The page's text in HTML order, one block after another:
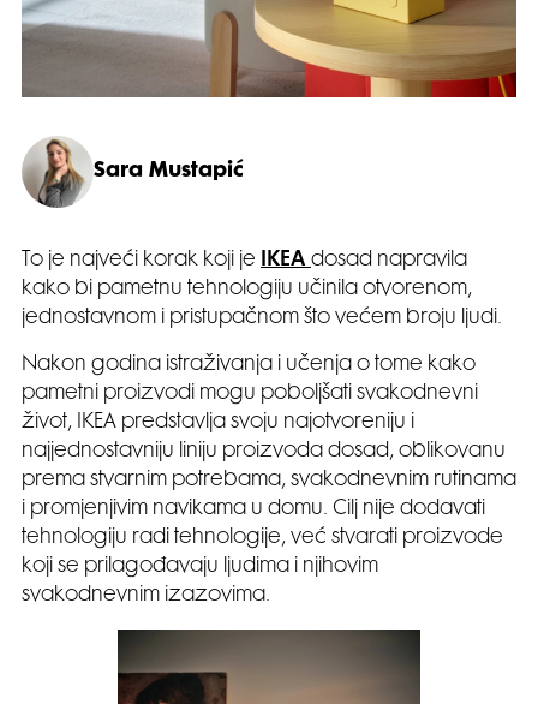
Sara Mustapić
To je najveći korak koji je IKEA dosad napravila
kako bi pametnu tehnologiju učinila otvorenom,
jednostavnom i pristupačnom što većem broju ljudi.
Nakon godina istraživanja i učenja o tome kako
pametni proizvodi mogu poboljšati svakodnevni
život, IKEA predstavlja svoju najotvoreniju i
najjednostavniju liniju proizvoda dosad, oblikovanu
prema stvarnim potrebama, svakodnevnim rutinama
i promjenjivim navikama u domu. Cilj nije dodavati
tehnologiju radi tehnologije, već stvarati proizvode
koji se prilagođavaju ljudima i njihovim
svakodnevnim izazovima.